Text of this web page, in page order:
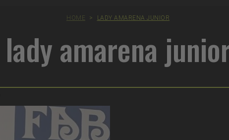
HOME > LADY AMARENA JUNIOR
lady amarena